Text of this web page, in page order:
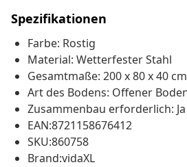
Spezifikationen
Farbe: Rostig
Material: Wetterfester Stahl
Gesamtmaße: 200 x 80 x 40
Art des Bodens: Offener
Zusammenbau erforderlich: Ja
EAN:8721158676412
SKU:860758
Brand:vidaXL